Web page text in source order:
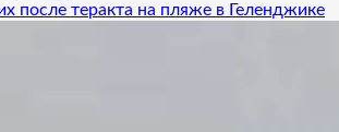
после теракта на пляже в Геленджике